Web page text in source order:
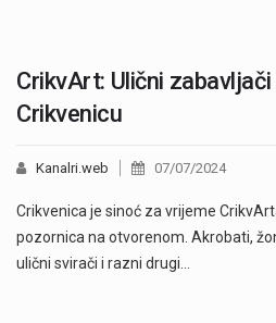
CrikvArt: Ulični
Crikvenicu
Kanalri.web 07/07/2024
Crikvenica je sinoć za vrijeme
pozornica na otvorenom. Akrobati,
ulični svirači i razni drugi…